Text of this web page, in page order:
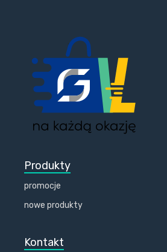
Produkty
promocje
nowe produkty
Kontakt